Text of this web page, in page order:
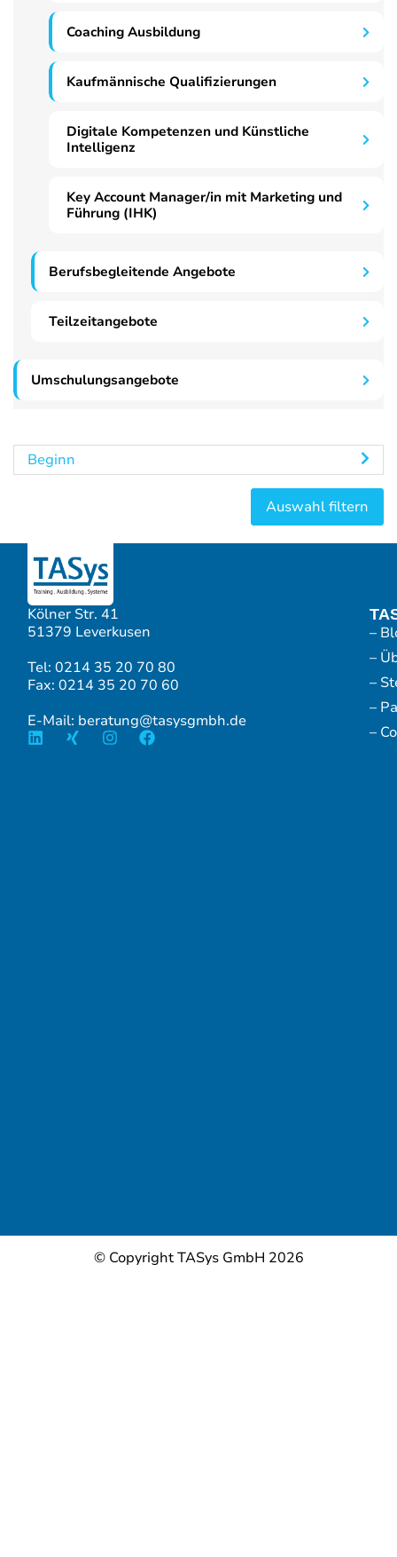
Coaching Ausbildung
Kaufmännische Qualifizierungen
Digitale Kompetenzen und Künstliche
Intelligenz
Key Account Manager/in mit Marketing und
Führung (IHK)
Berufsbegleitende Angebote
Teilzeitangebote
Umschulungsangebote
Beginn
Kölner Str. 41
51379 Leverkusen
Tel: 0214 35 20 70 80
Fax: 0214 35 20 70 60
E-Mail: beratung@tasysgmbh.de
–
–
–
–
–
© Copyright TASys GmbH 2026